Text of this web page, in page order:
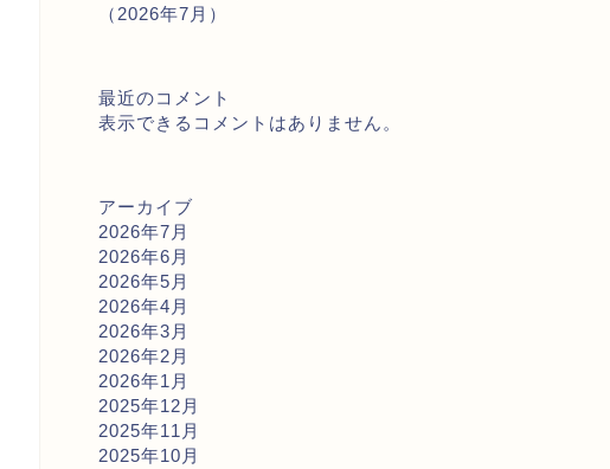
（2026年7月）
最近のコメント
表示できるコメントはありません。
アーカイブ
2026年7月
2026年6月
2026年5月
2026年4月
2026年3月
2026年2月
2026年1月
2025年12月
2025年11月
2025年10月